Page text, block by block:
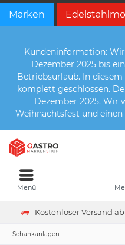
Marken
Kundeninformation:
Dezember 2025 bis
Betriebsurlaub. In
komplett geschlossen.
Dezember 2025. Wir
Weihnachtsfest und
Kostenloser Versand
Menü
Schankanlagen